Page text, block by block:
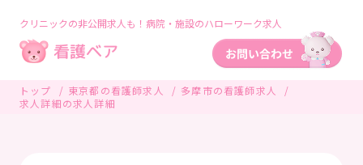
クリニックの非公開求人も！病院・施設のハローワーク求人
トップ 東京都の看護師求人
多摩市の看護師求人
求人詳細の求人詳細